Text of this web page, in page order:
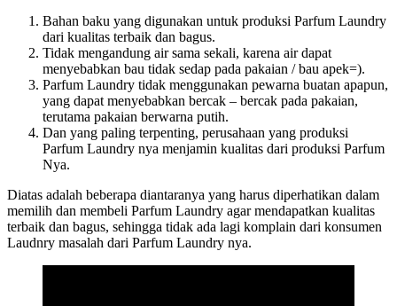
Bahan baku yang digunakan untuk produksi Parfum Laundry
dari kualitas terbaik dan bagus.
Tidak mengandung air sama sekali, karena air dapat
menyebabkan bau tidak sedap pada pakaian / bau apek=).
Parfum Laundry tidak menggunakan pewarna buatan apapun,
yang dapat menyebabkan bercak – bercak pada pakaian,
terutama pakaian berwarna putih.
Dan yang paling terpenting, perusahaan yang produksi
Parfum Laundry nya menjamin kualitas dari produksi Parfum
Nya.
Diatas adalah beberapa diantaranya yang harus diperhatikan dalam
memilih dan membeli Parfum Laundry agar mendapatkan kualitas
terbaik dan bagus, sehingga tidak ada lagi komplain dari konsumen
Laudnry masalah dari Parfum Laundry nya.